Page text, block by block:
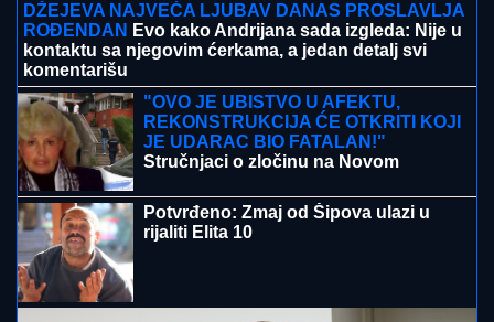
DŽEJEVA NAJVEĆA LJUBAV DANAS PROSLAVLJA
ROĐENDAN Evo kako Andrijana sada izgleda: Nije u
kontaktu sa njegovim ćerkama, a jedan detalj svi
komentarišu
"OVO JE UBISTVO U AFEKTU,
REKONSTRUKCIJA ĆE OTKRITI KOJI
JE UDARAC BIO FATALAN!"
Stručnjaci o zločinu na Novom
sprečena?
Potvrđeno: Zmaj od Šipova ulazi u
rijaliti Elita 10